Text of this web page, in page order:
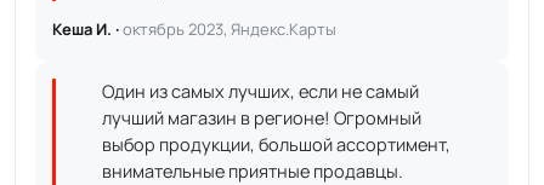
Кеша И. ·октябрь 2023, Яндекс.Карты
Один из самых лучших, если не самый
лучший магазин в регионе! Огромный
выбор продукции, большой ассортимент,
внимательные приятные продавцы.